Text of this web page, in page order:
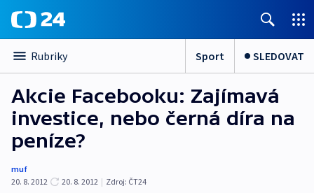
Rubriky Sport SLEDOVAT
Akcie Facebooku: Zajímavá
investice, nebo černá díra na
peníze?
muf
20. 8. 2012
20. 8. 2012 | Zdroj: ČT24